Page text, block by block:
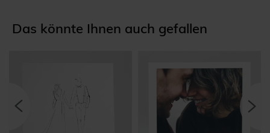
Das könnte Ihnen auch gefallen